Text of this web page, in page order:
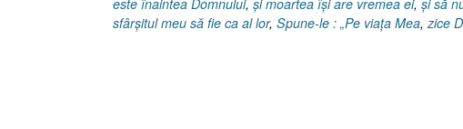
este înaintea Domnului, şi moartea îşi are vremea ei, şi să
sfârşitul meu să fie ca al lor, Spune-le : „Pe viaţa Mea,zice